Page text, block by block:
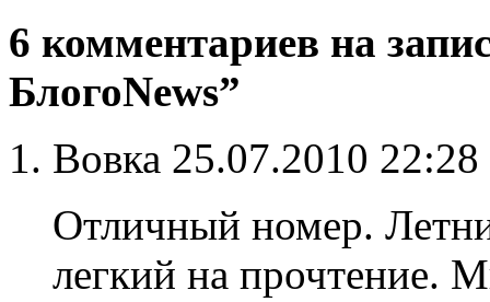
6 комментариев на
БлогоNews”
Вовка 25.07.2010 22:28
Отличный номер.
легкий на прочтение.